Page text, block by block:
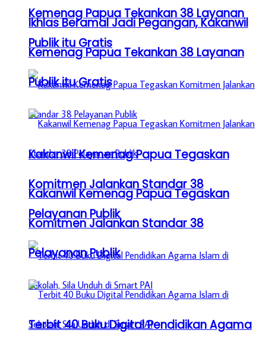
Kemenag Papua Tekankan 38 Layanan
Publik itu Gratis
Kakanwil Kemenag Papua Tegaskan
Komitmen Jalankan Standar 38
Pelayanan Publik
Terbit 40 Buku Digital Pendidikan Agama
Ikhlas Beramal Jadi Pegangan, Kakanwil
Kemenag Papua Tekankan 38 Layanan
Publik itu Gratis
Kakanwil Kemenag Papua Tegaskan
Komitmen Jalankan Standar 38
Pelayanan Publik